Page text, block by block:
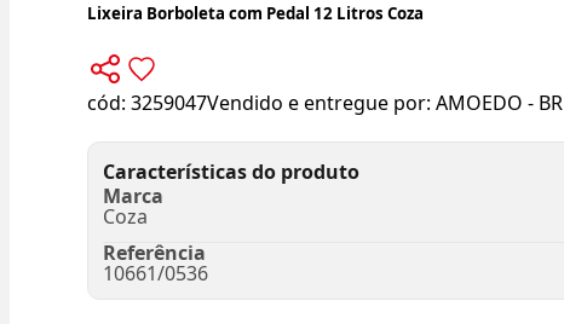
Lixeira Borboleta com Pedal 12 Litros Coza
cód: 3259047Vendido e entregue por: AMOEDO - BR
Características do produto
Marca
Coza
Referência
10661/0536